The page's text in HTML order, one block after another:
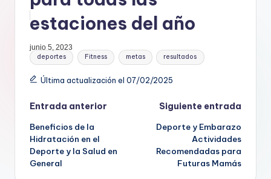
estaciones del año
junio 5, 2023
Etiquetas:
deportes Fitness metas resultados
Última actualización el 07/02/2025
Navegación
de
entradas
Entrada anterior
Beneficios de la
Hidratación en el
Deporte y la Salud en
General
Siguiente entrada
Deporte y Embarazo
Actividades
Recomendadas para
Futuras Mamás